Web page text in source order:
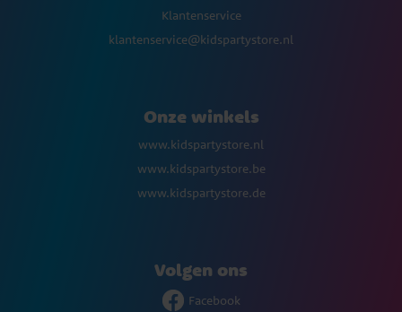
Klantenservice
klantenservice@kidspartystore.nl
Onze winkels
www.kidspartystore.nl
www.kidspartystore.be
www.kidspartystore.de
Volgen ons
Facebook